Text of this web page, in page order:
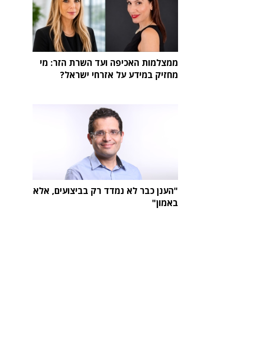
ממצלמות האכיפה ועד השרת הזר: מי
מחזיק במידע על אזרחי ישראל?
"הענן כבר לא נמדד רק בביצועים, אלא
באמון"